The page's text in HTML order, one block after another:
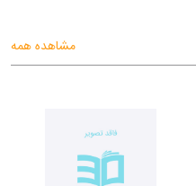
مشاهده همه